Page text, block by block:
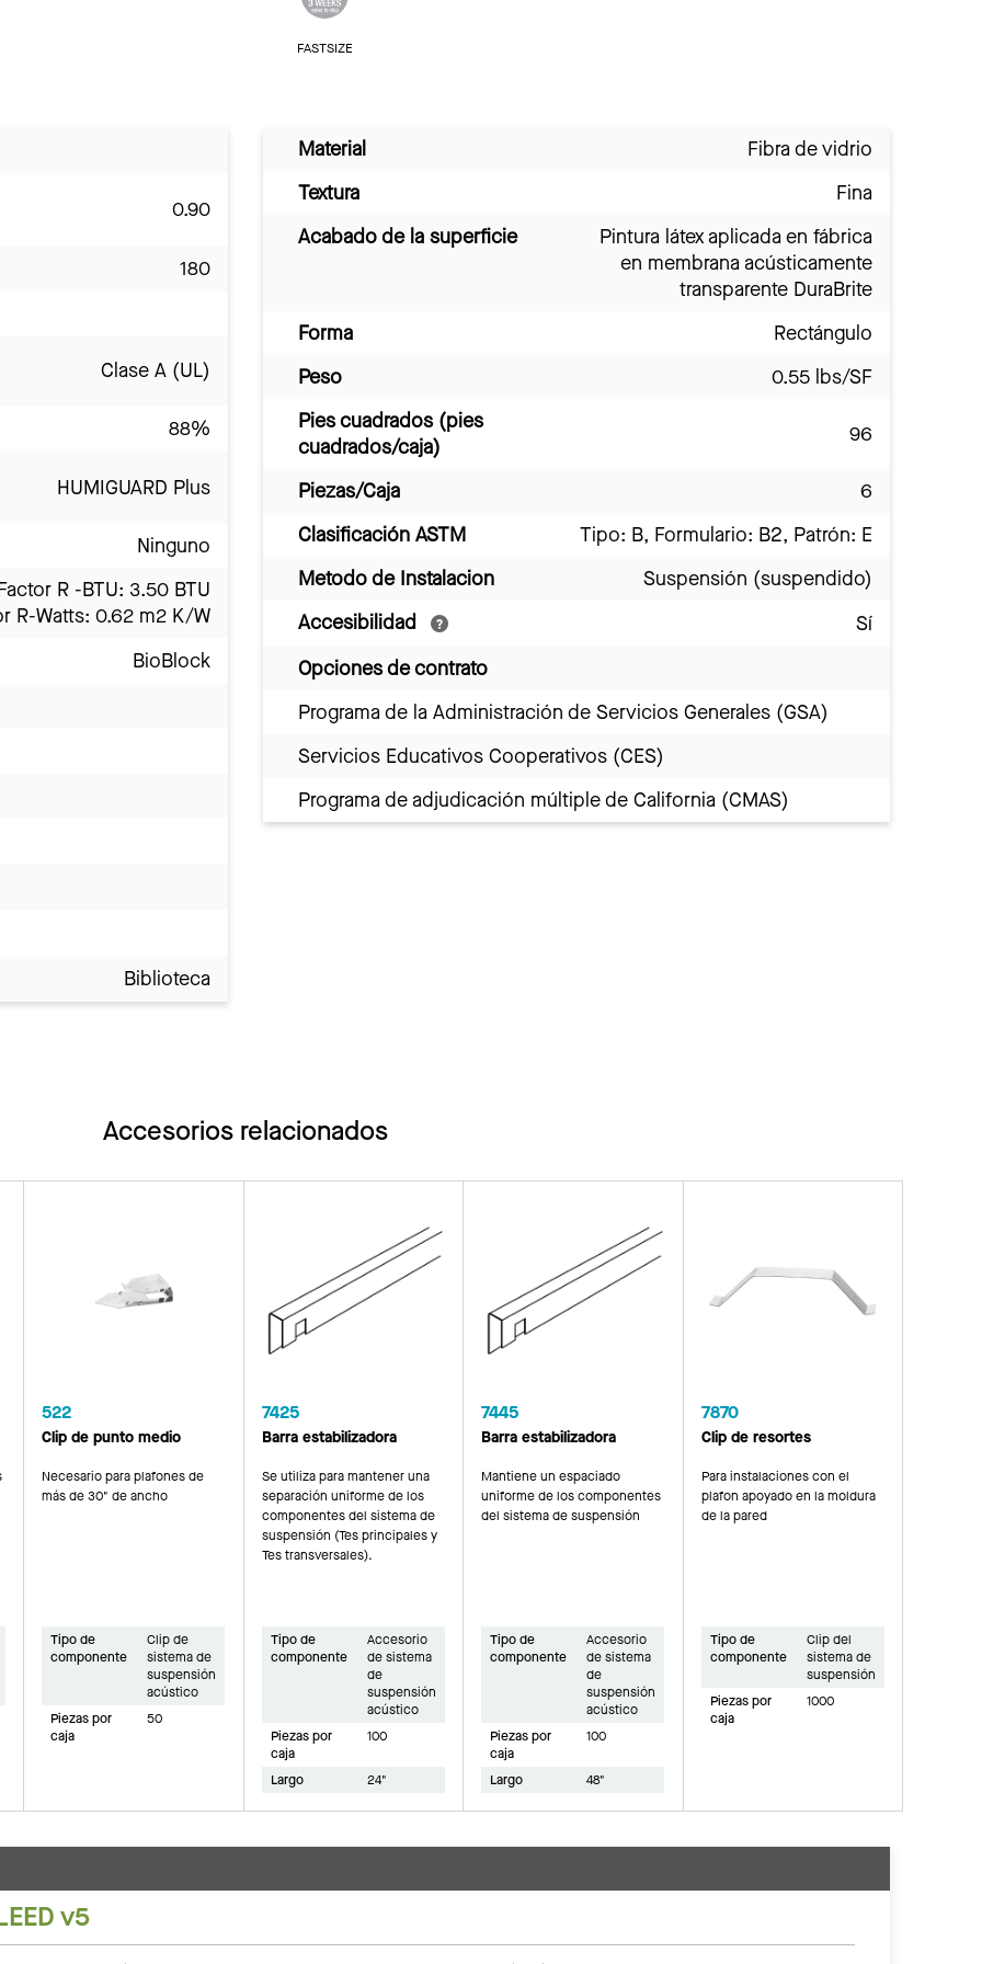
FASTSIZE
0.90
180
Clase A (UL)
88%
HUMIGUARD Plus
Ninguno
R -BTU: 3.50 BTU
R-Watts: 0.62 m2 K/W
BioBlock
Biblioteca
Material
Fibra de vidrio
Textura
Fina
Acabado de la superficie
Pintura látex aplicada en fábrica
en membrana acústicamente
transparente DuraBrite
Forma
Rectángulo
Peso
0.55 lbs/SF
Pies cuadrados (pies
cuadrados/caja)
96
Piezas/Caja
6
Clasificación ASTM
Tipo: B, Formulario: B2, Patrón: E
Metodo de Instalacion
Suspensión (suspendido)
Accesibilidad
Sí
Opciones de contrato
Programa de la Administración de Servicios Generales (GSA)
Servicios Educativos Cooperativos (CES)
Programa de adjudicación múltiple de California (CMAS)
Accesorios relacionados
522
Clip de punto medio
Necesario para plafones de
más de 30" de ancho
Tipo de
componente
Clip de
sistema de
suspensión
acústico
Piezas por
caja
50
7425
Barra estabilizadora
Se utiliza para mantener una
separación uniforme de los
componentes del sistema de
suspensión (Tes principales y
Tes transversales).
Tipo de
componente
Accesorio
de sistema
de
suspensión
acústico
Piezas por
caja
100
Largo 24"
7445
Barra estabilizadora
Mantiene un espaciado
uniforme de los componentes
del sistema de suspensión
Tipo de
componente
Accesorio
de sistema
de
suspensión
acústico
Piezas por
caja
100
Largo 48"
7870
Clip de resortes
Para instalaciones con el
plafon apoyado en la moldura
de la pared
Tipo de
componente
Clip del
sistema de
suspensión
Piezas por
caja
1000
v5